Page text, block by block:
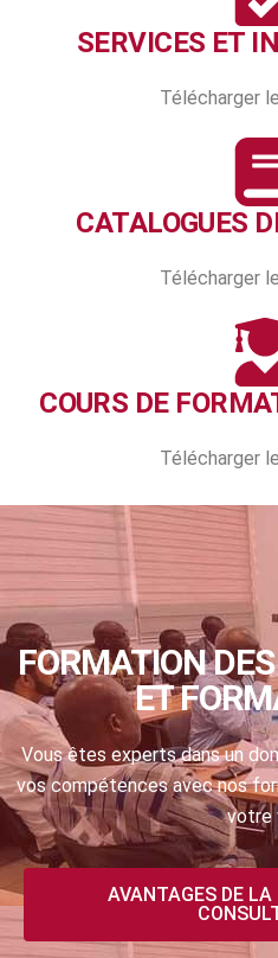
SERVICES ET
Télécharger
CATALOGUES
Télécharger
COURS DE
Télécharger
FORMATION
ET
Vous êtes experts dans un
vos compétences avec nos
votre
AVANTAGES DE